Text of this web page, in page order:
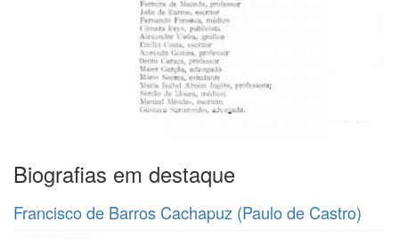
Biografias em destaque
Francisco de Barros Cachapuz (Paulo de Castro)